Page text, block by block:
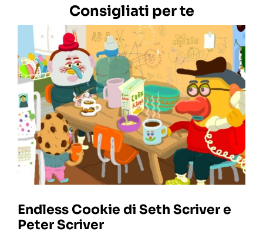
Consigliati per te
Endless Cookie di Seth Scriver e
Peter Scriver